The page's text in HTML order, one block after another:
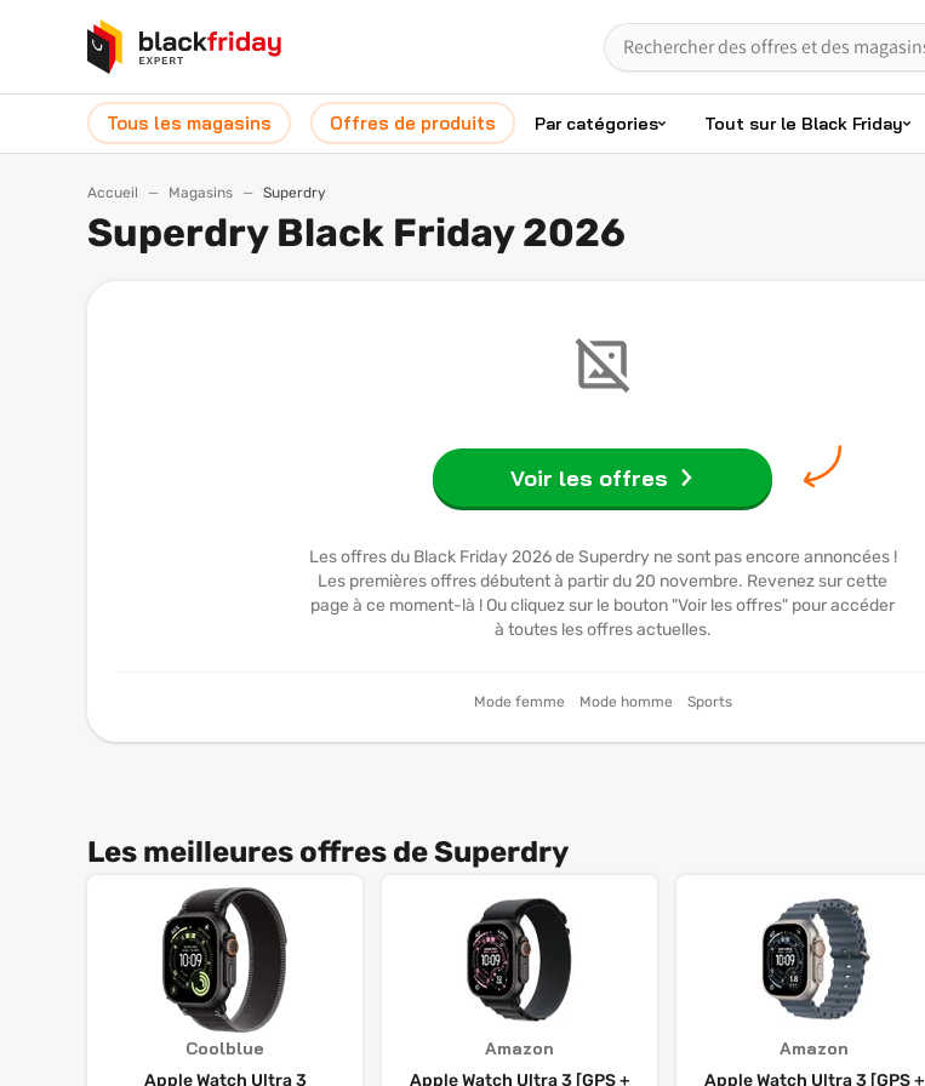
Tous les magasins Offres de produits Par catégories Tout sur le Black Friday
Accueil Magasins Superdry
Superdry Black Friday 2026
Voir les offres
Les offres du Black Friday 2026 de Superdry ne sont pas encore annoncées !
Les premières offres débutent à partir du 20 novembre. Revenez sur cette
page à ce moment-là ! Ou cliquez sur le bouton "Voir les offres" pour accéder
à toutes les offres actuelles.
Mode femme Mode homme Sports
Les meilleures offres de Superdry
Coolblue
Apple Watch Ultra 3
Amazon
Apple Watch Ultra 3 [GPS +
Amazon
Apple Watch Ultra 3 [GPS +